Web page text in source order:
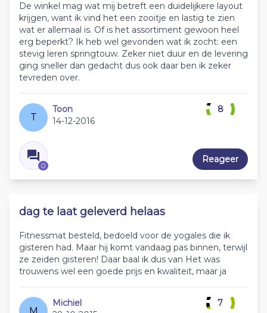
De winkel mag wat mij betreft een duidelijkere layout
krijgen, want ik vind het een zooitje en lastig te zien
wat er allemaal is. Of is het assortiment gewoon heel
erg beperkt? Ik heb wel gevonden wat ik zocht: een
stevig leren springtouw. Zeker niet duur en de levering
ging sneller dan gedacht dus ook daar ben ik zeker
tevreden over.
T
Toon
14-12-2016
0
8
Reageer
dag te laat geleverd helaas
Fitnessmat besteld, bedoeld voor de yogales die ik
gisteren had. Maar hij komt vandaag pas binnen, terwijl
ze zeiden gisteren! Daar baal ik dus van Het was
trouwens wel een goede prijs en kwaliteit, maar ja
Michiel
7